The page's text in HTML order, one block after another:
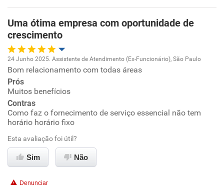
Uma ótima empresa com oportunidade de
crescimento
Oportunidade de promoção
Ambiente de trabalho
Conciliação com a vida familiar
Benefícios
Recomenda a diretoria
24 Junho 2025. Assistente de Atendimento (Ex-Funcionário), São Paulo
Bom relacionamento com todas áreas
Prós
Muitos benefícios
Contras
Como faz o fornecimento de serviço essencial não tem
horário horário fixo
Esta avaliação foi útil?
Sim Não
Denunciar